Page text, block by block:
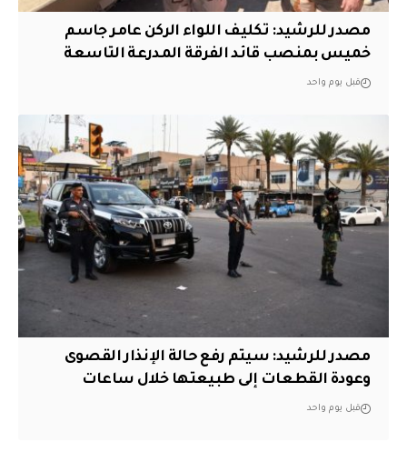
مصدر للرشيد: تكليف اللواء الركن عامر جاسم
خميس بمنصب قائد الفرقة المدرعة التاسعة
قبل يوم واحد
مصدر للرشيد: سيتم رفع حالة الإنذار القصوى
وعودة القطعات إلى طبيعتها خلال ساعات
قبل يوم واحد